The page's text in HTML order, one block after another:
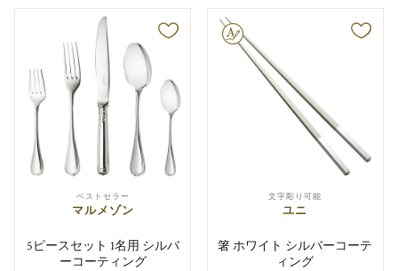
ベストセラー
マルメゾン
5ピースセット 1名用 シルバ
ーコーティング
文字彫り可能
文字彫り可能
ユニ
箸 ホワイト シルバーコーテ
ィング